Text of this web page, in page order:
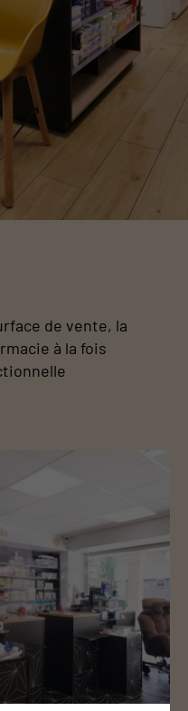
de vente, la
à la fois